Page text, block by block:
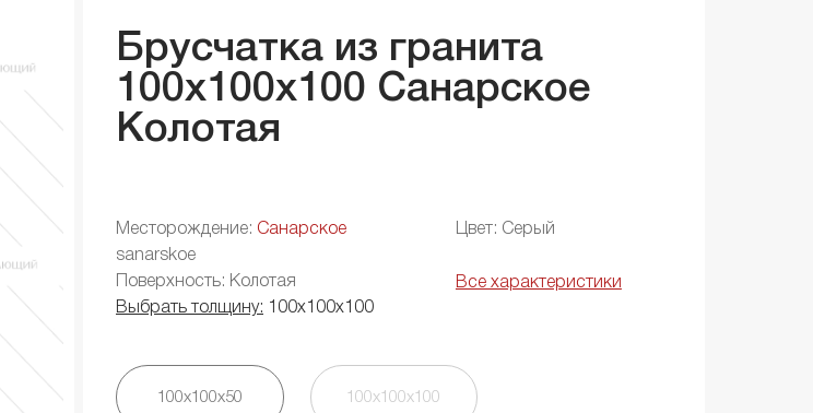
Брусчатка из гранита
100x100x100 Санарское
Колотая
Месторождение: Санарское
sanarskoe
Цвет: Серый
Поверхность: Колотая
Все характеристики
Выбрать толщину:
100х100х100
100х100х50 100х100х100